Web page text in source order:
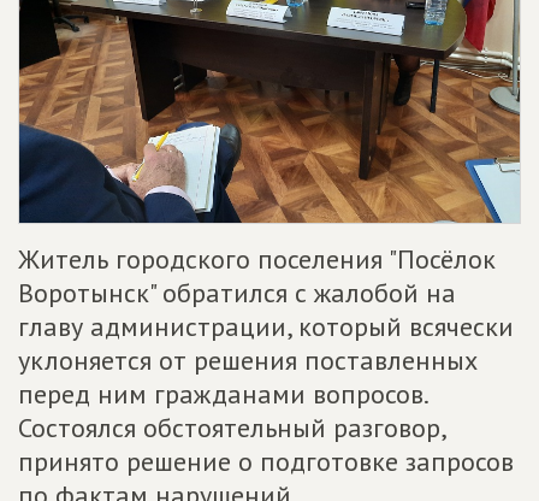
Житель городского поселения "Посёлок
Воротынск" обратился с жалобой на
главу администрации, который всячески
уклоняется от решения поставленных
перед ним гражданами вопросов.
Состоялся обстоятельный разговор,
принято решение о подготовке запросов